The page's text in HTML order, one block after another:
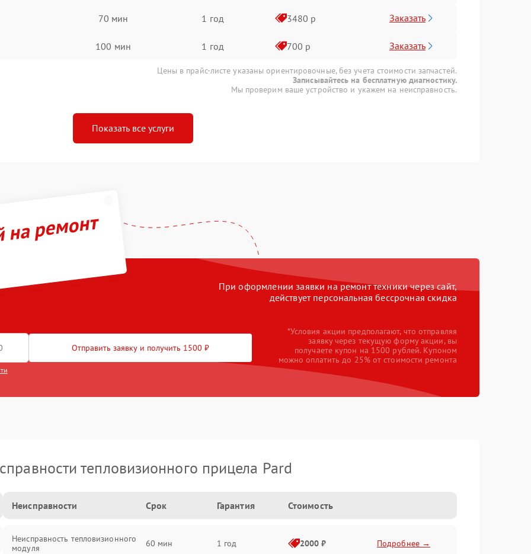
70 мин 1 год 3480 р Заказать
100 мин 1 год 700 р Заказать
Цены в прайс-листе указаны ориентировочные, без учета стоимости запчастей.
Записывайтесь на бесплатную диагностику.
Мы проверим ваше устройство и укажем на неисправность.
Показать все услуги
ремонт
При оформлении заявки на ремонт техники через сайт,
действует персональная бессрочная скидка
Отправить заявку и получить 1500 ₽
*Условия акции предполагают, что отправляя
заявку через текущую форму акции, вы
получаете купон на 1500 рублей. Купоном
можно оплатить до 25% от стоимости ремонта
тепловизионного прицела Pard
Неисправности Срок Гарантия Стоимость
Неисправность тепловизионного
модуля
60 мин 1 год 2000 ₽ Подробнее →